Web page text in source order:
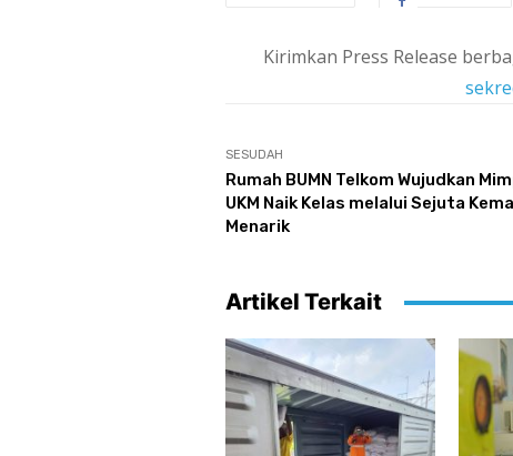
Kirimkan Press Release
SESUDAH
Rumah BUMN Telkom Wujudkan
UKM Naik Kelas melalui Sejuta
Menarik
Artikel Terkait